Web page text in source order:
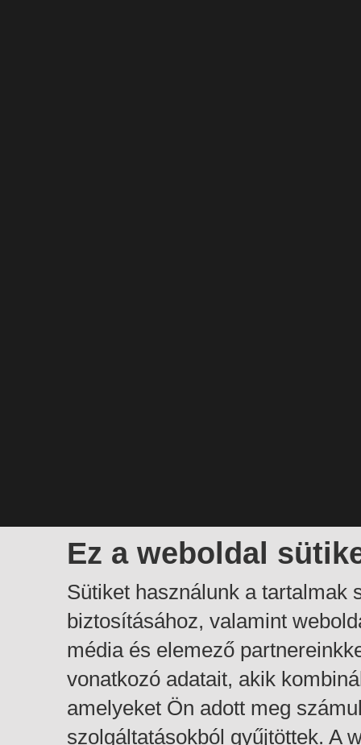
Ez a weboldal
Sütiket használunk a tartalmak
biztosításához, valamint
média és elemező
vonatkozó adatait, akik
amelyeket Ön adott meg
szolgáltatásokból gyűjtöttek. A